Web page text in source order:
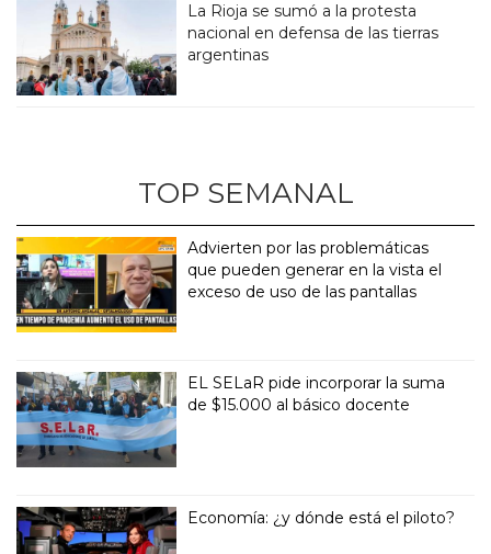
La Rioja se sumó a la protesta
nacional en defensa de las tierras
argentinas
TOP SEMANAL
Advierten por las problemáticas
que pueden generar en la vista el
exceso de uso de las pantallas
EL SELaR pide incorporar la suma
de $15.000 al básico docente
Economía: ¿y dónde está el piloto?